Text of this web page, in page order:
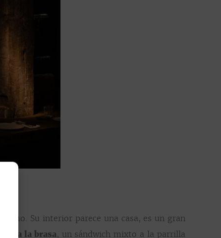
Su interior parece una casa, es un gran
a la brasa, un sándwich mixto a la parrilla